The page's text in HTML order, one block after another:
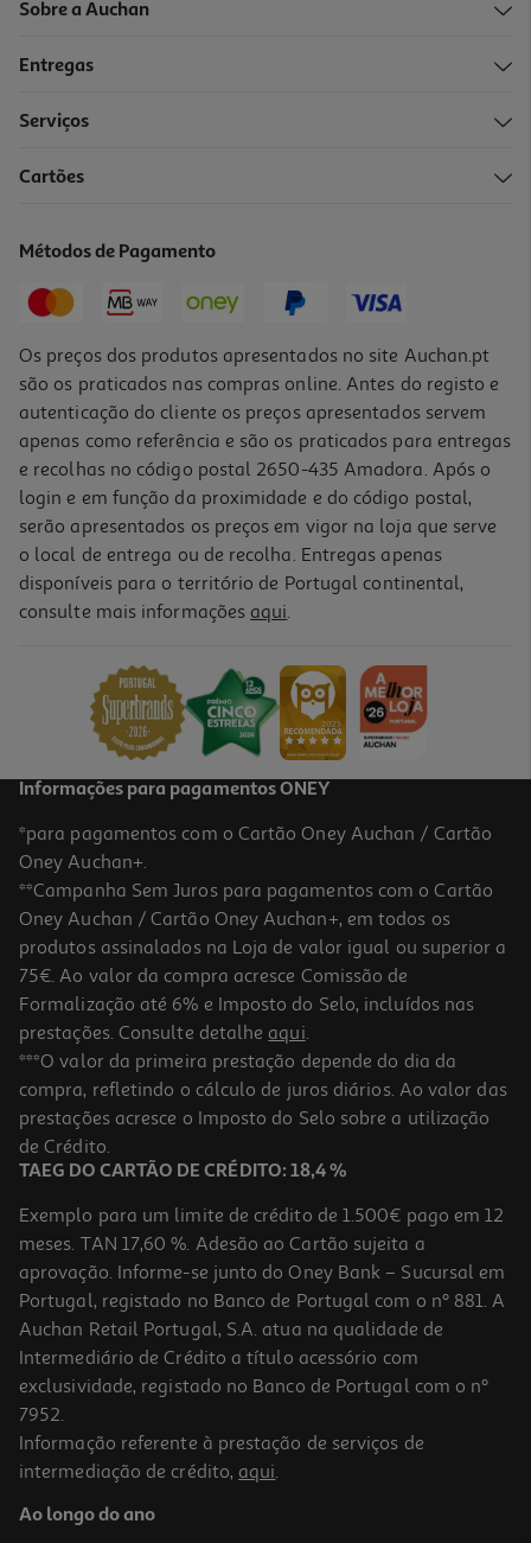
Sobre a Auchan
Entregas
Serviços
Cartões
Métodos de Pagamento
Os preços dos produtos apresentados no site Auchan.pt
são os praticados nas compras online. Antes do registo e
autenticação do cliente os preços apresentados servem
apenas como referência e são os praticados para entregas
e recolhas no código postal 2650-435 Amadora. Após o
login e em função da proximidade e do código postal,
serão apresentados os preços em vigor na loja que serve
o local de entrega ou de recolha. Entregas apenas
disponíveis para o território de Portugal continental,
consulte mais informações aqui.
Informações para pagamentos ONEY
*para pagamentos com o Cartão Oney Auchan / Cartão
Oney Auchan+.
**Campanha Sem Juros para pagamentos com o Cartão
Oney Auchan / Cartão Oney Auchan+, em todos os
produtos assinalados na Loja de valor igual ou superior a
75€. Ao valor da compra acresce Comissão de
Formalização até 6% e Imposto do Selo, incluídos nas
prestações. Consulte detalhe aqui.
***O valor da primeira prestação depende do dia da
compra, refletindo o cálculo de juros diários. Ao valor das
prestações acresce o Imposto do Selo sobre a utilização
de Crédito.
TAEG DO CARTÃO DE CRÉDITO: 18,4 %
Exemplo para um limite de crédito de 1.500€ pago em 12
meses. TAN 17,60 %. Adesão ao Cartão sujeita a
aprovação. Informe-se junto do Oney Bank – Sucursal em
Portugal, registado no Banco de Portugal com o nº 881. A
Auchan Retail Portugal, S.A. atua na qualidade de
Intermediário de Crédito a título acessório com
exclusividade, registado no Banco de Portugal com o nº
7952.
Informação referente à prestação de serviços de
intermediação de crédito, aqui.
Ao longo do ano